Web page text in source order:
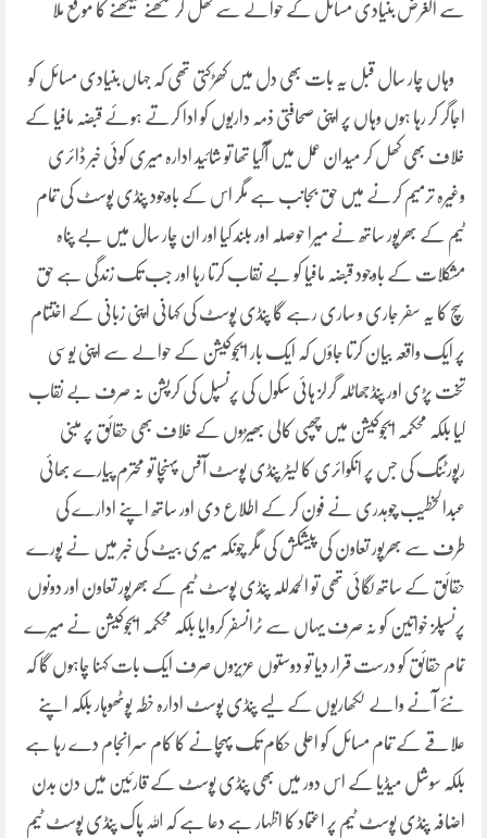
سے الغرض بنیادی مسائل کے حوالے سے کھل کر لکھنے سیکھنے کا موقع ملا
وہاں چار سال قبل یہ بات بھی دل میں کھڑکتی تھی کہ جہاں بنیادی مسائل کو
اجاگر کر رہا ہوں وہاں پر اپنی صحافتی ذمہ داریوں کو ادا کرتے ہوئے قبضہ مافیا کے
خلاف بھی کھل کر میدان عمل میں آگیا تھا تو شائید ادارہ میری کوئی خبر ڈائری
وغیرہ ترمیم کرنے میں حق بجانب ہے مگر اس کے باوجود پنڈی پوسٹ کی تمام
ٹیم کے بھرپور ساتھ نے میرا حوصلہ اور بلند کیا اور ان چار سال میں بے پناہ
مشکلات کے باوجود قبضہ مافیا کو بے نقاب کرتا رہا اور جب تک زندگی ہے حق
سچ کا یہ سفر جاری و ساری رہے گا پنڈی پوسٹ کی کہانی اپنی زبانی کے اختتام
پر ایک واقعہ بیان کرتا جاؤں کہ ایک بار ایجوکیشن کے حوالے سے اپنی یوسی
تخت پڑی اور پنڈجھاٹلہ گرلز ہائی سکول کی پرنسپل کی کرپشن نہ صرف بے نقاب
کیا بلکہ محکمہ ایجوکیشن میں چھپی کالی بھیڑوں کے خلاف بھی حقائق پر مبنی
رپورٹنگ کی جس پر انکوائری کا لیٹر پنڈی پوسٹ آفس پہنچا تو محترم پیارے بھائی
عبدالخطیب چوہدری نے فون کر کے اطلاع دی اور ساتھ اپنے ادارے کی
طرف سے بھرپور تعاون کی پیشکش کی مگر چونکہ میری بیٹ کی خبر میں نے پورے
حقائق کے ساتھ لگائی تھی تو الحمدللہ پنڈی پوسٹ ٹیم کے بھرپور تعاون اور دونوں
پرنسپلز خواتین کو نہ صرف یہاں سے ٹرانسفر کروایا بلکہ محکمہ ایجوکیشن نے میرے
تمام حقائق کو درست قرار دیا تو دوستوں عزیزوں صرف ایک بات کہنا چاہوں گا کہ
نئے آنے والے لکھاریوں کے لیے پنڈی پوسٹ ادارہ خطہ پوٹھوہار بلکہ اپنے
علاقے کے تمام مسائل کو اعلی حکام تک پہچانے کا کام سرانجام دے رہا ہے
بلکہ سوشل میڈیا کے اس دور میں بھی پنڈی پوسٹ کے قارئین میں دن بدن
اضافہ پنڈی پوسٹ ٹیم پر اعتماد کا اظہار ہے دعا ہے کہ اللہ پاک پنڈی پوسٹ ٹیم